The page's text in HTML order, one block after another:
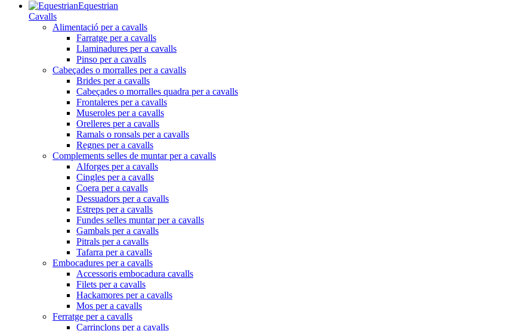
Equestrian
Cavalls
Alimentació per a cavalls
Farratge per a cavalls
Llaminadures per a cavalls
Pinso per a cavalls
Cabeçades o morralles per a cavalls
Brides per a cavalls
Cabeçades o morralles quadra per a cavalls
Frontaleres per a cavalls
Museroles per a cavalls
Orelleres per a cavalls
Ramals o ronsals per a cavalls
Regnes per a cavalls
Complements selles de muntar per a cavalls
Alforges per a cavalls
Cingles per a cavalls
Coera per a cavalls
Dessuadors per a cavalls
Estreps per a cavalls
Fundes selles muntar per a cavalls
Gambals per a cavalls
Pitrals per a cavalls
Tafarra per a cavalls
Embocadures per a cavalls
Accessoris embocadura cavalls
Filets per a cavalls
Hackamores per a cavalls
Mos per a cavalls
Ferratge per a cavalls
Carrinclons per a cavalls